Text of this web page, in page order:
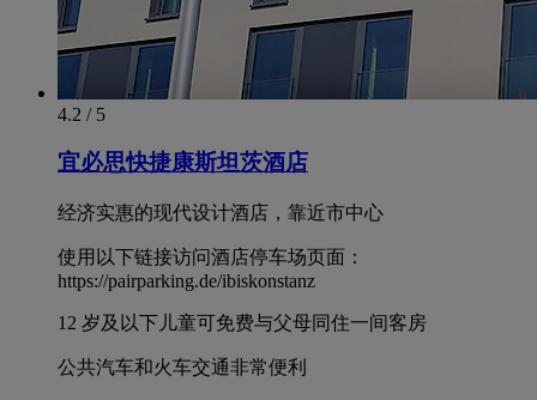
4.2 / 5
宜必思快捷康斯坦茨酒店
经济实惠的现代设计酒店，靠近市中心
使用以下链接访问酒店停车场页面：
https://pairparking.de/ibiskonstanz
12 岁及以下儿童可免费与父母同住一间客房
公共汽车和火车交通非常便利